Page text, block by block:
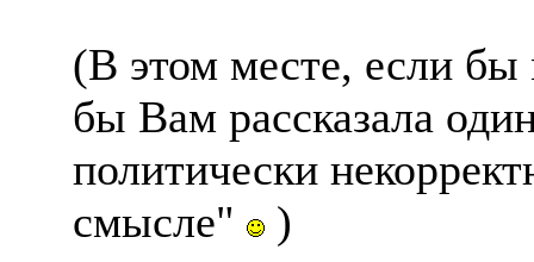
(В этом месте, если
бы Вам рассказала
политически
смысле"
)